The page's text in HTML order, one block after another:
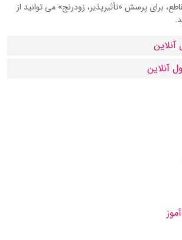
برای پرسش «تأثیرپذیر، زودرنج» می توانید از
آنلاین
آنلاین